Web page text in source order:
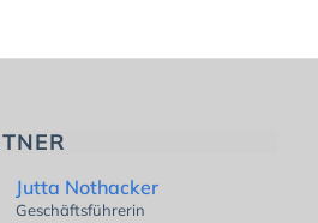
Jutta Nothacker
Geschäftsführerin